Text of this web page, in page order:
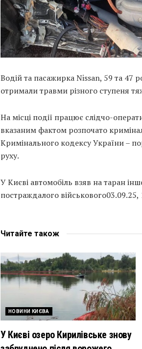
Водій та пасажирка Nissan, 59 та 47
отримали травми різного ступеня
На місці події працює слідчо-
вказаним фактом розпочато
Кримінального кодексу України –
руху.
У Києві автомобіль взяв на таран
постраждалого
Читайте також
НОВИНИ КИЄВА
У Києві озеро Кирилівське знову